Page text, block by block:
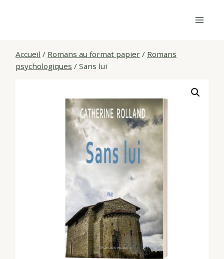
Accueil / Romans au format papier / Romans
psychologiques / Sans lui